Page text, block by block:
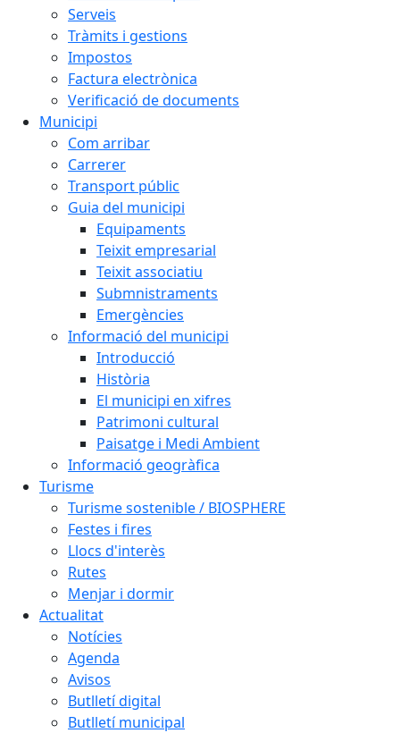
Serveis
Tràmits i gestions
Impostos
Factura electrònica
Verificació de documents
Municipi
Com arribar
Carrerer
Transport públic
Guia del municipi
Equipaments
Teixit empresarial
Teixit associatiu
Submnistraments
Emergències
Informació del municipi
Introducció
Història
El municipi en xifres
Patrimoni cultural
Paisatge i Medi Ambient
Informació geogràfica
Turisme
Turisme sostenible / BIOSPHERE
Festes i fires
Llocs d'interès
Rutes
Menjar i dormir
Actualitat
Notícies
Agenda
Avisos
Butlletí digital
Butlletí municipal